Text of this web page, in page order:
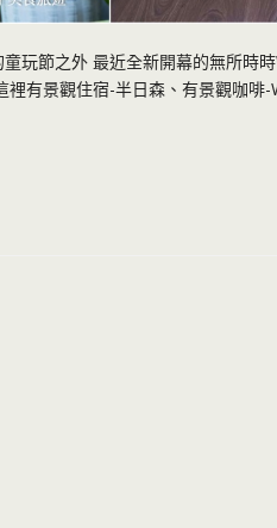
玩節之外 最近全新開幕的無所時
裡有景觀住宿-半日森、有景觀咖